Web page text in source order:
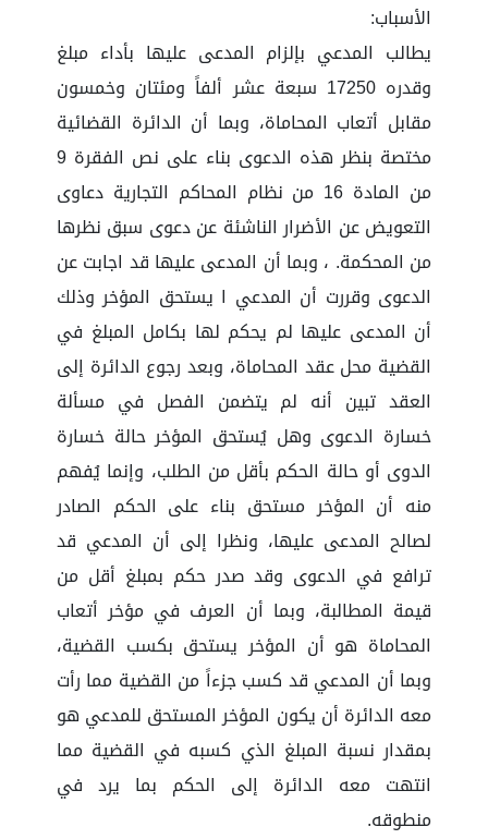
الأسباب:
يطالب المدعي بإلزام المدعى عليها بأداء مبلغ
وقدره 17250 سبعة عشر ألفاً ومئتان وخمسون
مقابل أتعاب المحاماة، وبما أن الدائرة القضائية
مختصة بنظر هذه الدعوى بناء على نص الفقرة 9
من المادة 16 من نظام المحاكم التجارية دعاوى
التعويض عن الأضرار الناشئة عن دعوى سبق نظرها
من المحكمة. ، وبما أن المدعى عليها قد اجابت عن
الدعوى وقررت أن المدعي ا يستحق المؤخر وذلك
أن المدعى عليها لم يحكم لها بكامل المبلغ في
القضية محل عقد المحاماة، وبعد رجوع الدائرة إلى
العقد تبين أنه لم يتضمن الفصل في مسألة
خسارة الدعوى وهل يُستحق المؤخر حالة خسارة
الدوى أو حالة الحكم بأقل من الطلب، وإنما يُفهم
منه أن المؤخر مستحق بناء على الحكم الصادر
لصالح المدعى عليها، ونظرا إلى أن المدعي قد
ترافع في الدعوى وقد صدر حكم بمبلغ أقل من
قيمة المطالبة، وبما أن العرف في مؤخر أتعاب
المحاماة هو أن المؤخر يستحق بكسب القضية،
وبما أن المدعي قد كسب جزءاً من القضية مما رأت
معه الدائرة أن يكون المؤخر المستحق للمدعي هو
بمقدار نسبة المبلغ الذي كسبه في القضية مما
انتهت معه الدائرة إلى الحكم بما يرد في
منطوقه.